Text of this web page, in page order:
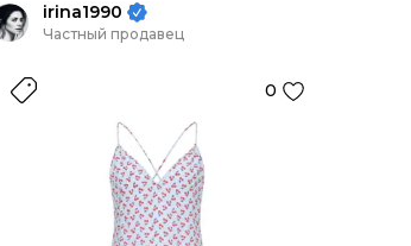
irina1990
Частный продавец
0